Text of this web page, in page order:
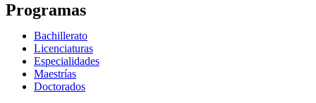
Programas
Bachillerato
Licenciaturas
Especialidades
Maestrías
Doctorados